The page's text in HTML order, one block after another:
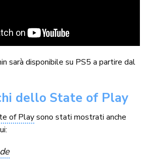
sarà disponibile su PS5 a partire dal
dello State of Play
of Playsono stati mostrati anche